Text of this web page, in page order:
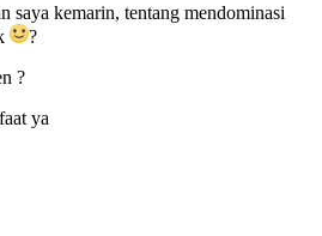
saya kemarin, tentang mendominasi
?
?
ya